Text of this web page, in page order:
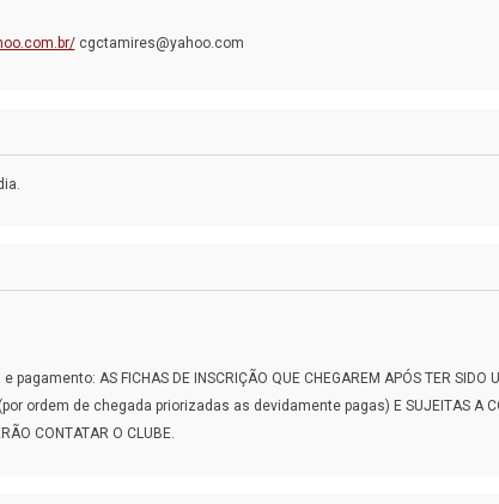
cgctamires@yahoo.com
AS FICHAS DE INSCRIÇÃO QUE CHEGAREM APÓS TER SIDO
(por ordem de chegada priorizadas as devidamente pagas) E SUJEITAS A
CONTATAR O CLUBE.